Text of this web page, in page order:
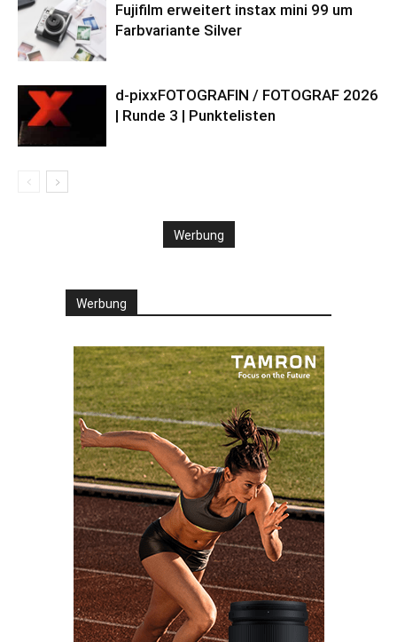
Fujifilm erweitert instax mini 99 um
Farbvariante Silver
d-pixxFOTOGRAFIN / FOTOGRAF 2026
| Runde 3 | Punktelisten
Werbung
Werbung